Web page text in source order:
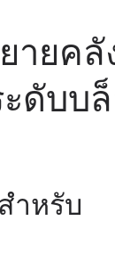
ายคลั
ดับบ
ำหรับ